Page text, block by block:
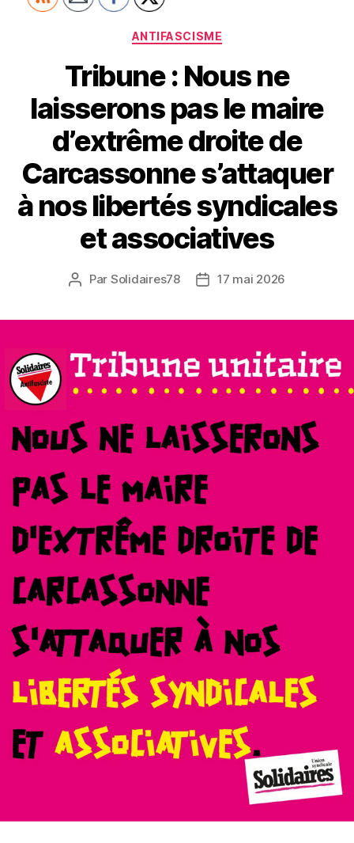
Catégories
ANTIFASCISME
Tribune : Nous ne
laisserons pas le maire
d’extrême droite de
Carcassonne s’attaquer
à nos libertés syndicales
et associatives
Auteur
Par Solidaires78
Date17 mai 2026